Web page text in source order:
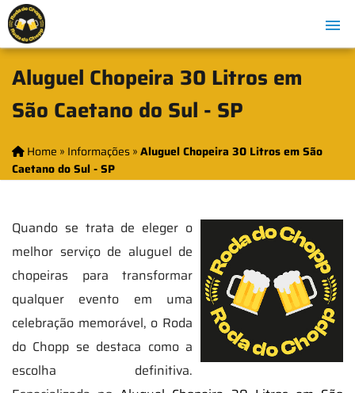
Aluguel Chopeira 30 Litros em
São Caetano do Sul - SP
Home » Informações»Aluguel Chopeira 30 Litros em São
Caetano do Sul - SP
Quando se trata de eleger o
melhor serviço de aluguel de
chopeiras para transformar
qualquer evento em uma
celebração memorável, o Roda
do Chopp se destaca como a
escolha definitiva.